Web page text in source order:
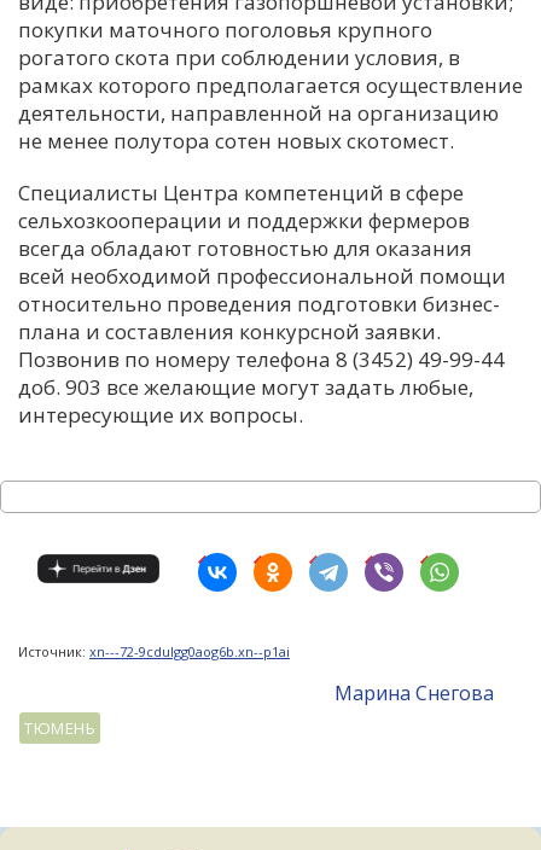
покупки маточного поголовья крупного
рогатого скота при соблюдении условия, в
рамках которого предполагается осуществление
деятельности, направленной на организацию
не менее полутора сотен новых скотомест.
Специалисты Центра компетенций в сфере
сельхозкооперации и поддержки фермеров
всегда обладают готовностью для оказания
всей необходимой профессиональной помощи
относительно проведения подготовки бизнес-
плана и составления конкурсной заявки.
Позвонив по номеру телефона 8 (3452) 49-99-44
доб. 903 все желающие могут задать любые,
интересующие их вопросы.
Источник: xn---72-9cdulgg0aog6b.xn--p1ai
Mарина Снегова
ТЮМЕНЬ